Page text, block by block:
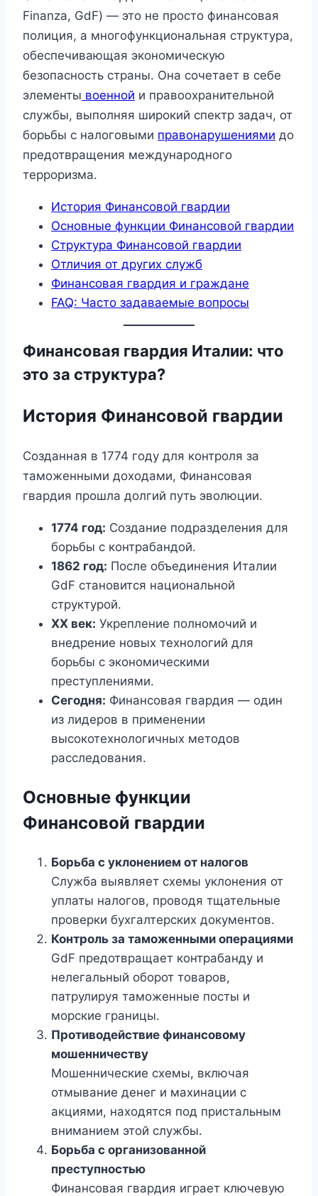
Finanza, GdF) — это не просто финансовая
полиция, а многофункциональная структура,
обеспечивающая экономическую
безопасность страны. Она сочетает в себе
элементы военной и правоохранительной
службы, выполняя широкий спектр задач, от
борьбы с налоговыми правонарушениями до
предотвращения международного
терроризма.
История Финансовой гвардии
Основные функции Финансовой гвардии
Структура Финансовой гвардии
Отличия от других служб
Финансовая гвардия и граждане
FAQ: Часто задаваемые вопросы
Финансовая гвардия Италии: что
это за структура?
История Финансовой гвардии
Созданная в 1774 году для контроля за
таможенными доходами, Финансовая
гвардия прошла долгий путь эволюции.
1774 год: Создание подразделения для
борьбы с контрабандой.
1862 год: После объединения Италии
GdF становится национальной
структурой.
XX век: Укрепление полномочий и
внедрение новых технологий для
борьбы с экономическими
преступлениями.
Сегодня: Финансовая гвардия — один
из лидеров в применении
высокотехнологичных методов
расследования.
Основные функции
Финансовой гвардии
Борьба с уклонением от налогов
Служба выявляет схемы уклонения от
уплаты налогов, проводя тщательные
проверки бухгалтерских документов.
Контроль за таможенными операциями
GdF предотвращает контрабанду и
нелегальный оборот товаров,
патрулируя таможенные посты и
морские границы.
Противодействие финансовому
мошенничеству
Мошеннические схемы, включая
отмывание денег и махинации с
акциями, находятся под пристальным
вниманием этой службы.
Борьба с организованной
преступностью
Финансовая гвардия играет ключевую